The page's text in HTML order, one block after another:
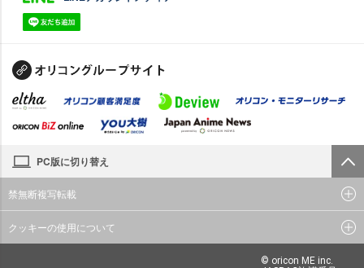
PC版に切り替え
禁無断複写転載
クッキーの使用について
© oricon ME inc.